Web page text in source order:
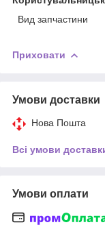
Вид запчастини
Приховати
Умови доставки
Нова Пошта
Всі умови
Умови оплати